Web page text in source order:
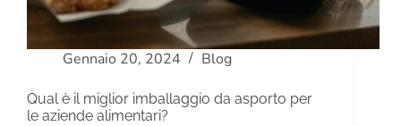
Gennaio 20, 2024 Blog
Qual è il miglior imballaggio da asporto per
le aziende alimentari?